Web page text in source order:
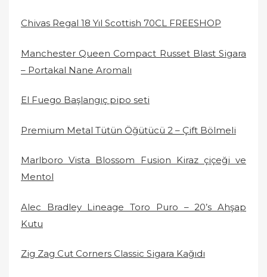
Chivas Regal 18 Yıl Scottish 70CL FREESHOP
Manchester Queen Compact Russet Blast Sigara
– Portakal Nane Aromalı
El Fuego Başlangıç pipo seti
Premium Metal Tütün Öğütücü 2 – Çift Bölmeli
Marlboro Vista Blossom Fusion Kiraz çiçeği ve
Mentol
Alec Bradley Lineage Toro Puro – 20’s Ahşap
Kutu
Zig Zag Cut Corners Classic Sigara Kağıdı